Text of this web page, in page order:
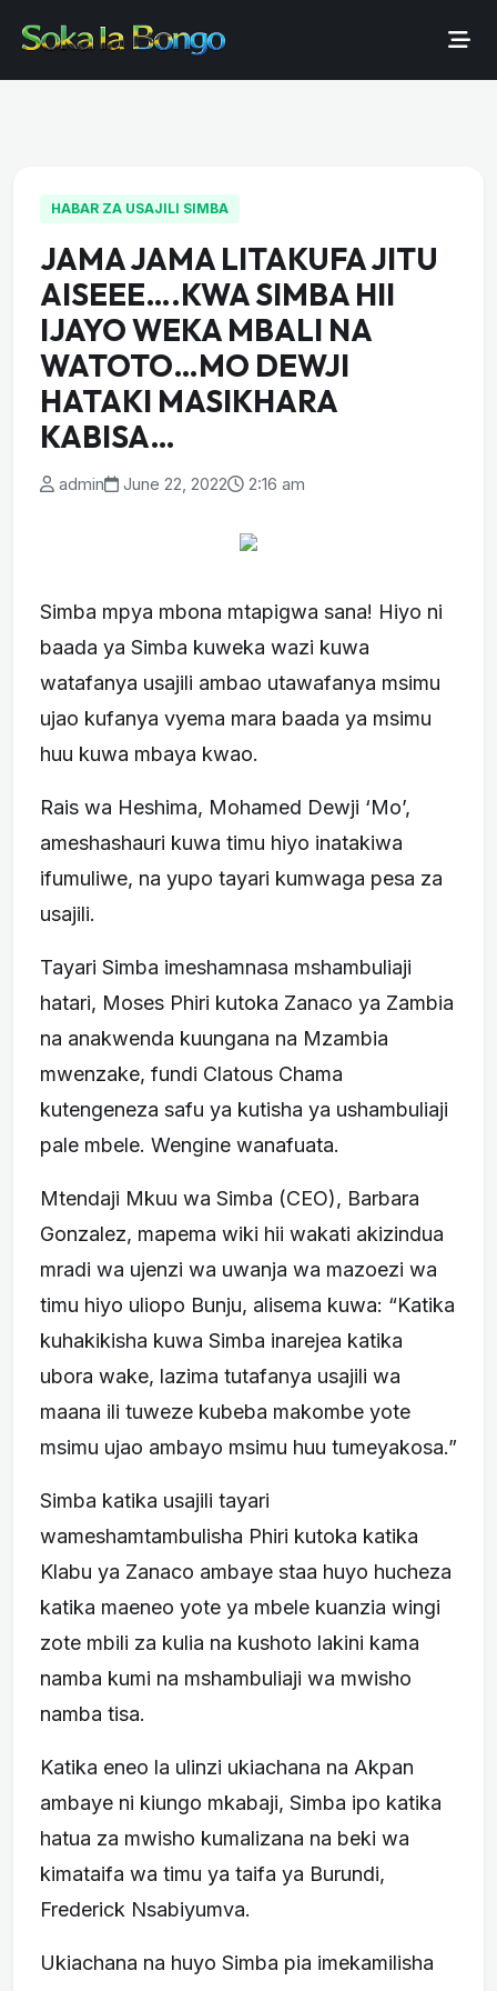
HABAR ZA USAJILI SIMBA
JAMA JAMA LITAKUFA JITU
AISEEE….KWA SIMBA HII
IJAYO WEKA MBALI NA
WATOTO…MO DEWJI
HATAKI MASIKHARA
KABISA…
admin June 22, 2022 2:16 am
Simba mpya mbona mtapigwa sana! Hiyo ni
baada ya Simba kuweka wazi kuwa
watafanya usajili ambao utawafanya msimu
ujao kufanya vyema mara baada ya msimu
huu kuwa mbaya kwao.
Rais wa Heshima, Mohamed Dewji ‘Mo’,
ameshashauri kuwa timu hiyo inatakiwa
ifumuliwe, na yupo tayari kumwaga pesa za
usajili.
Tayari Simba imeshamnasa mshambuliaji
hatari, Moses Phiri kutoka Zanaco ya Zambia
na anakwenda kuungana na Mzambia
mwenzake, fundi Clatous Chama
kutengeneza safu ya kutisha ya ushambuliaji
pale mbele. Wengine wanafuata.
Mtendaji Mkuu wa Simba (CEO), Barbara
Gonzalez, mapema wiki hii wakati akizindua
mradi wa ujenzi wa uwanja wa mazoezi wa
timu hiyo uliopo Bunju, alisema kuwa: “Katika
kuhakikisha kuwa Simba inarejea katika
ubora wake, lazima tutafanya usajili wa
maana ili tuweze kubeba makombe yote
msimu ujao ambayo msimu huu tumeyakosa.”
Simba katika usajili tayari
wameshamtambulisha Phiri kutoka katika
Klabu ya Zanaco ambaye staa huyo hucheza
katika maeneo yote ya mbele kuanzia wingi
zote mbili za kulia na kushoto lakini kama
namba kumi na mshambuliaji wa mwisho
namba tisa.
Katika eneo la ulinzi ukiachana na Akpan
ambaye ni kiungo mkabaji, Simba ipo katika
hatua za mwisho kumalizana na beki wa
kimataifa wa timu ya taifa ya Burundi,
Frederick Nsabiyumva.
Ukiachana na huyo Simba pia imekamilisha